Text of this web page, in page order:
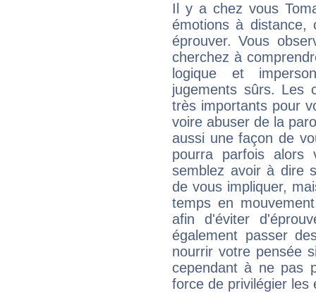
Il y a chez vous
émotions à
éprouver. Vous
cherchez à
logique et
jugements sûrs. Les
très importants pour
voire abuser de la
aussi une façon de
pourra parfois alors
semblez avoir à dire
de vous impliquer,
temps en
afin d'éviter
également passer
nourrir votre pensée
cependant à ne pas
force de privilégier les